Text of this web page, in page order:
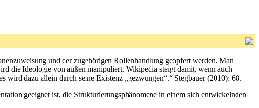
und der zugehörigen Rollenhandlung geopfert werden. Man
die Ideologie von außen manipuliert. Wikipedia steigt damit, wenn auch
wird dazu allein durch seine Existenz „gezwungen“.“ Stegbauer (2010): 68.
geeignet ist, die Strukturierungsphänomene in einem sich entwickelnden